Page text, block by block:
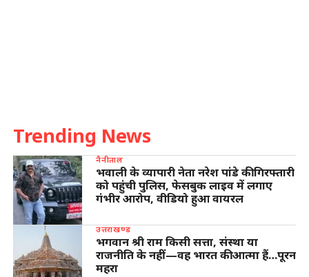
Trending News
नैनीताल
भवाली के व्यापारी नेता नरेश पांडे की गिरफ्तारी
को पहुंची पुलिस, फेसबुक लाइव में लगाए
गंभीर आरोप, वीडियो हुआ वायरल
उत्तराखण्ड
भगवान श्री राम किसी सत्ता, संस्था या
राजनीति के नहीं—वह भारत की आत्मा हैं…पूरन
महरा